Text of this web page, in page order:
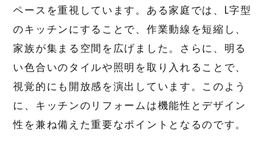
ペースを重視しています。ある家庭では、L字型
のキッチンにすることで、作業動線を短縮し、
家族が集まる空間を広げました。さらに、明る
い色合いのタイルや照明を取り入れることで、
視覚的にも開放感を演出しています。このよう
に、キッチンのリフォームは機能性とデザイン
性を兼ね備えた重要なポイントとなるのです。